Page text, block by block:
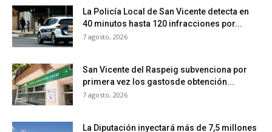
La Policía Local de San Vicente detecta en
40 minutos hasta 120 infracciones por...
7 agosto, 2026
San Vicente del Raspeig subvenciona por
primera vez los gastosde obtención...
7 agosto, 2026
La Diputación inyectará más de 7,5 millones